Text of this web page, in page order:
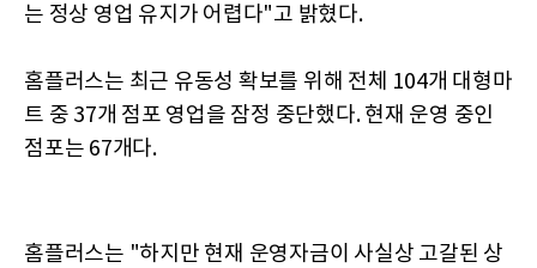
는 정상 영업 유지가 어렵다"고 밝혔다.
홈플러스는 최근 유동성 확보를 위해 전체 104개 대형마
트 중 37개 점포 영업을 잠정 중단했다. 현재 운영 중인
점포는 67개다.
홈플러스는 "하지만 현재 운영자금이 사실상 고갈된 상